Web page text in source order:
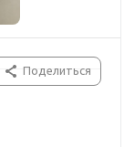
Поделиться